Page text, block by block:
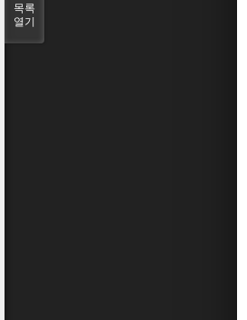
목록
열기